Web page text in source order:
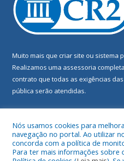
Muito mais que criar site ou sistema
Realizamos uma assessoria
contrato que todas as exigências das
pública serão atendidas.
Nós usamos cookies para
navegação no portal. Ao utilizar
concorda com a política de
Para ter mais informações sobre